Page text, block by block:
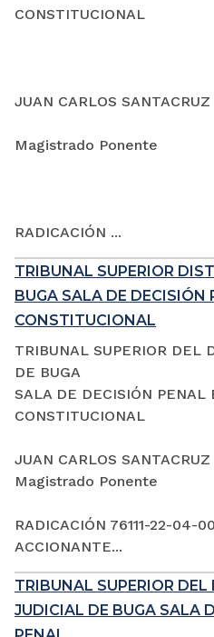
CONSTITUCIONAL
JUAN CARLOS
Magistrado Ponente
RADICACIÓN ...
TRIBUNAL SUPERIOR
BUGA SALA DE DECISIÓN
CONSTITUCIONAL
TRIBUNAL SUPERIOR DEL
DE BUGA
SALA DE DECISIÓN PENAL
CONSTITUCIONAL
JUAN CARLOS
Magistrado Ponente
RADICACIÓN 76111-22-04-
ACCIONANTE...
TRIBUNAL SUPERIOR
JUDICIAL DE BUGA SALA